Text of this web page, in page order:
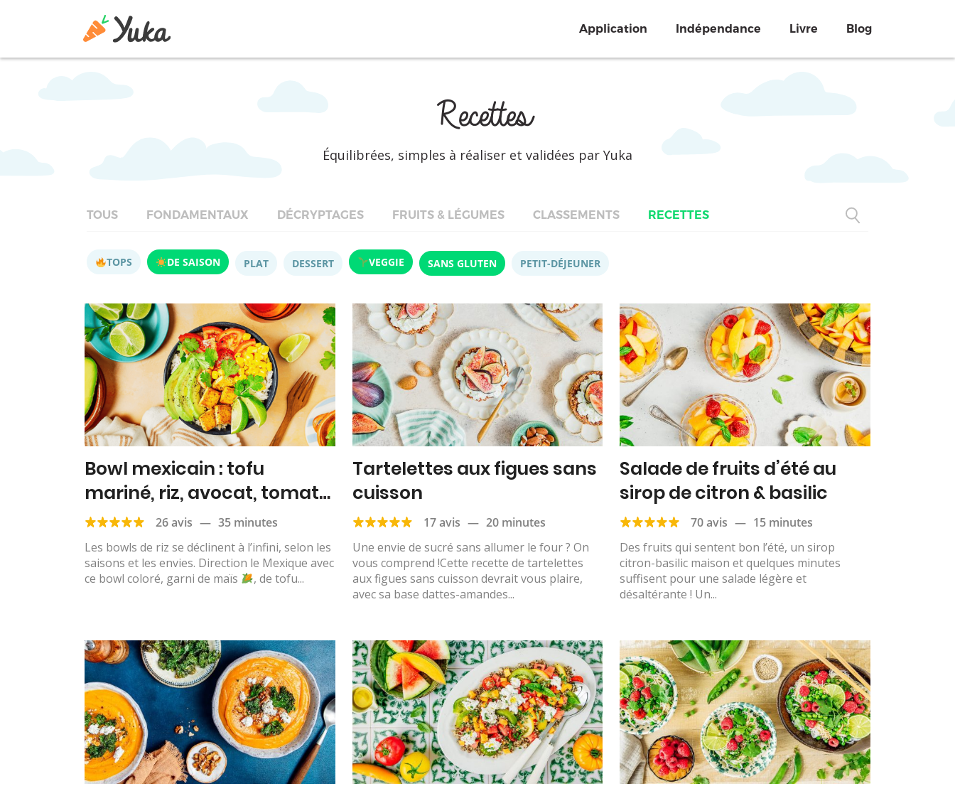
Application Indépendance Livre Blog
Recettes
Équilibrées, simples à réaliser et validées par Yuka
TOUS FONDAMENTAUX DÉCRYPTAGES FRUITS & LÉGUMES CLASSEMENTS RECETTES
TOPS DE SAISON PLAT DESSERT VEGGIE SANS GLUTEN PETIT-DÉJEUNER
Bowl mexicain : tofu
mariné, riz, avocat, tomate,
maïs & citron vert
26 avis — 35 minutes
Les bowls de riz se déclinent à l’infini, selon les
saisons et les envies. Direction le Mexique avec
ce bowl coloré, garni de maïs
, de tofu...
Tartelettes aux figues sans
cuisson
17 avis — 20 minutes
Une envie de sucré sans allumer le four ? On
vous comprend !Cette recette de tartelettes
aux figues sans cuisson devrait vous plaire,
avec sa base dattes-amandes...
Salade de fruits d’été au
sirop de citron & basilic
70 avis — 15 minutes
Des fruits qui sentent bon l’été, un sirop
citron-basilic maison et quelques minutes
suffisent pour une salade légère et
désaltérante ! Un...